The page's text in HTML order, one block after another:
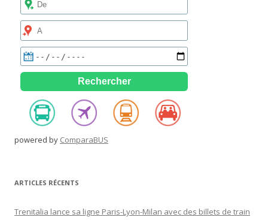
powered by ComparaBUS
ARTICLES RÉCENTS
Trenitalia lance sa ligne Paris-Lyon-Milan avec des billets de train